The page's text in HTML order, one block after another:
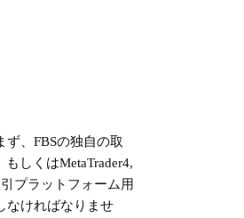
ず、FBSの独自の取
もしくはMetaTrader4,
プラットフォーム用
なければなりませ